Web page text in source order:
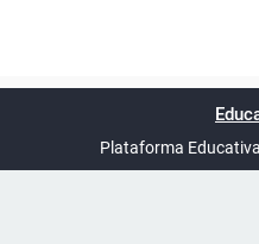
UTC+02:00
Plataforma